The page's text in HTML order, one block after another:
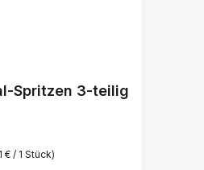
Spritzen 3-teilig
€ / 1 Stück)